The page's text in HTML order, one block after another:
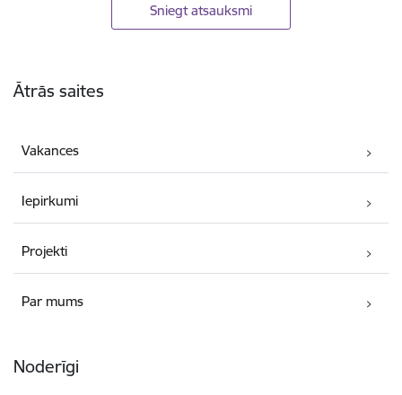
Sniegt atsauksmi
Ātrās saites
Vakances
Iepirkumi
Projekti
Par mums
Noderīgi